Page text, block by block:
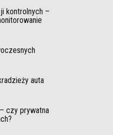
kontrolnych –
auta
czy prywatna